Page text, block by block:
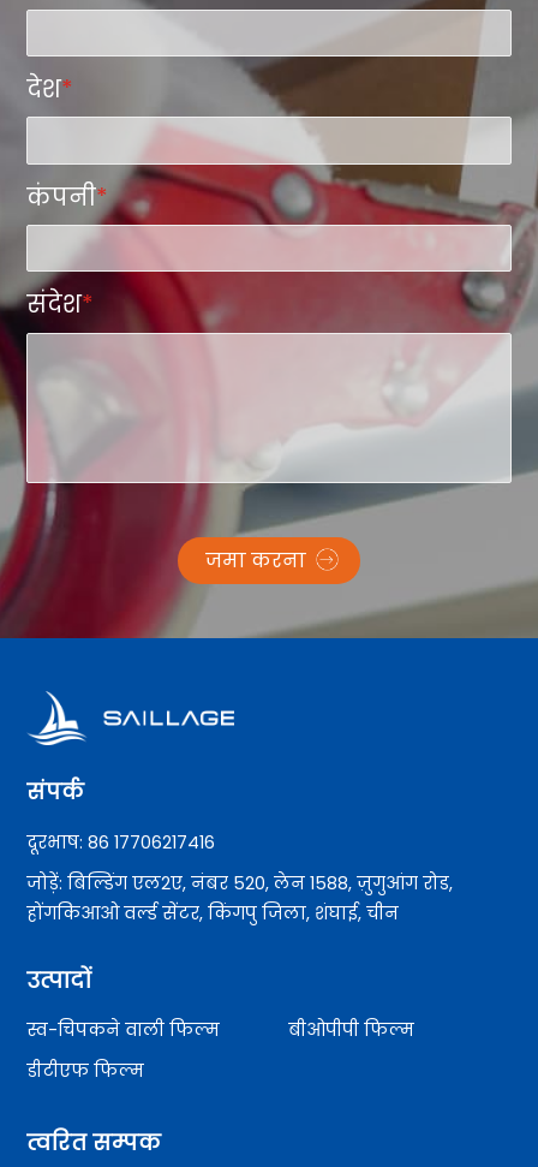
देश*
कंपनी*
संदेश*
जमा करना
संपर्क
दूरभाष: 86 17706217416
जोड़ें: बिल्डिंग एल2ए, नंबर 520, लेन 1588, ज़ुगुआंग रोड,
होंगकिआओ वर्ल्ड सेंटर, किंगपु जिला, शंघाई, चीन
उत्पादों
स्व-चिपकने वाली फिल्म
बीओपीपी फिल्म
डीटीएफ फिल्म
त्वरित सम्पक